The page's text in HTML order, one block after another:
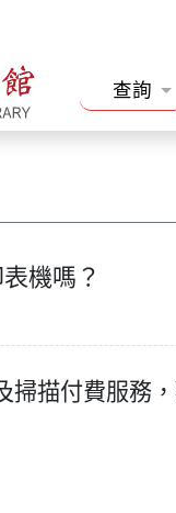
查詢
機嗎？
掃描付費服務